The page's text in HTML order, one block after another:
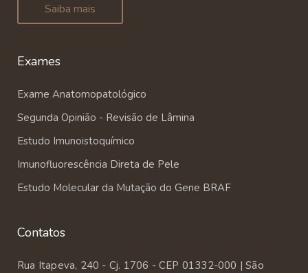
Saiba mais
Exames
Exame Anatomopatológico
Segunda Opinião - Revisão de Lâmina
Estudo Imunoistoquímico
Imunofluorescência Direta de Pele
Estudo Molecular da Mutação do Gene BRAF
Contatos
Rua Itapeva, 240 - Cj. 1706 - CEP 01332-000 | São